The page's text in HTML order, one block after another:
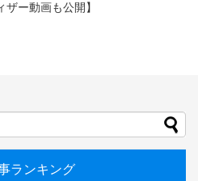
ザー動画も公開】
ランキング